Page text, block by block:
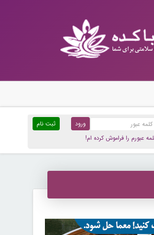
ثبت نام
عبورم را فراموش کرده ام!